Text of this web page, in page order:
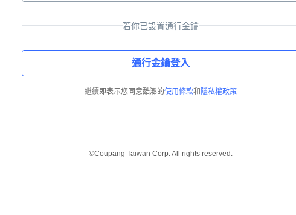
若你已設置通行金鑰
通行金鑰登入
繼續即表示您同意酷澎的使用條款和 隱私權政策
©Coupang Taiwan Corp. All rights reserved.